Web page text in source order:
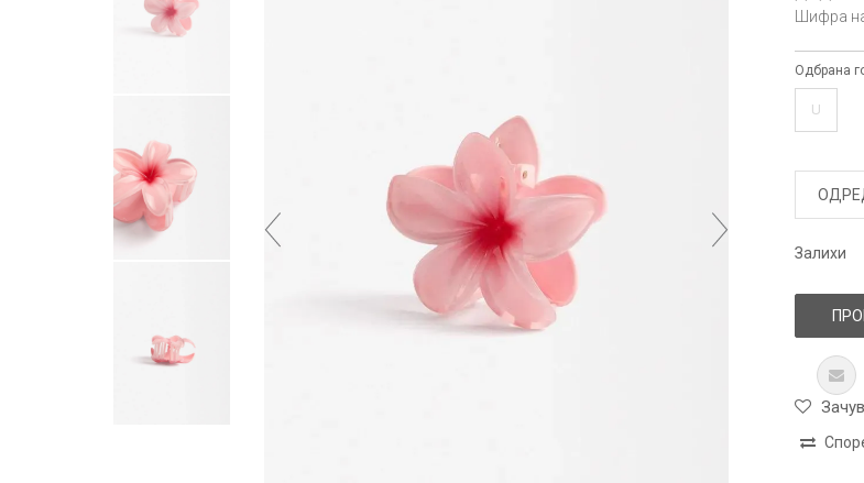
Шифра
Одбрана
U
Залихи